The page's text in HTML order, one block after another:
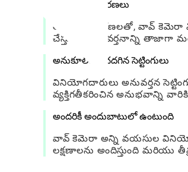
సాధారణ నవీకరణలు
తరచూ నవీకరణలతో, వావ్ కెమెరా
చేస్తుంది, అనువర్తనాన్ని తాజాగా
అనుకూలీకరించదగిన సెట్టింగులు
వినియోగదారులు అనువర్తన
వ్యక్తిగతీకరించిన అనుభవాన్ని వారికి
అందరికీ అందుబాటులో ఉంటుంది
వావ్ కెమెరా అన్ని వయసుల
లక్షణాలను అందిస్తుంది మరియు